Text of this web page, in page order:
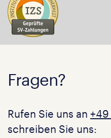
Fragen?
Rufen Sie uns an
schreiben Sie uns: